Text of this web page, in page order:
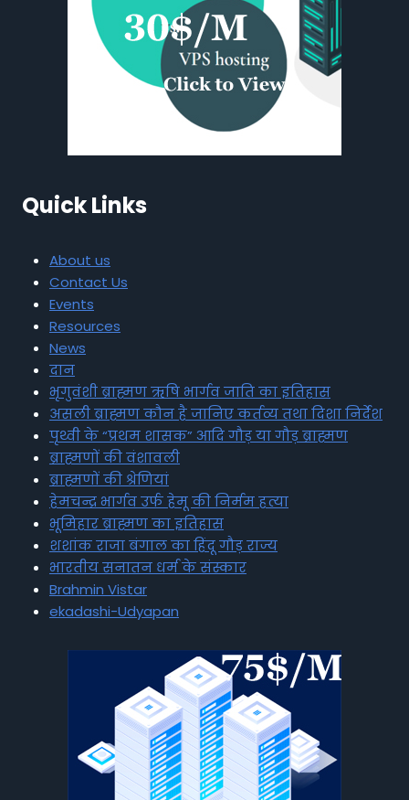
Quick Links
About us
Contact Us
Events
Resources
News
दान
भृगुवंशी ब्राह्मण ऋषि भार्गव जाति का इतिहास
असली ब्राह्मण कौन है जानिए कर्तव्य तथा दिशा निर्देश
पृथ्वी के “प्रथम शासक” आदि गौड़ या गौड़ ब्राह्मण
ब्राह्मणों की वंशावली
ब्राह्मणों की श्रेणियां
हेमचन्द्र भार्गव उर्फ हेमू की निर्मम हत्या
भूमिहार ब्राह्मण का इतिहास
शशांक राजा बंगाल का हिंदू गौड़ राज्य
भारतीय सनातन धर्म के संस्कार
Brahmin Vistar
ekadashi-Udyapan